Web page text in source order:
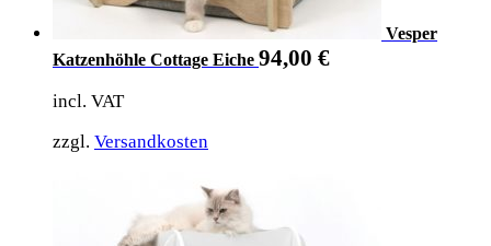
Vesper
Katzenhöhle Cottage Eiche 94,00 €
incl. VAT
zzgl. Versandkosten